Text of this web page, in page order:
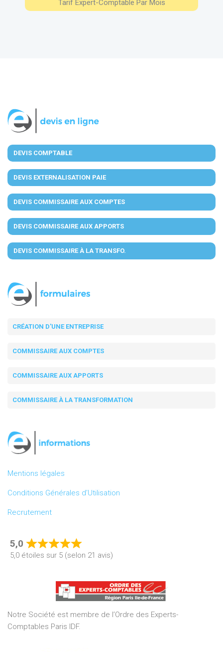
Tarif Expert-Comptable Par Mois
DEVIS COMPTABLE
DEVIS EXTERNALISATION PAIE
DEVIS COMMISSAIRE AUX COMPTES
DEVIS COMMISSAIRE AUX APPORTS
DEVIS COMMISSAIRE À LA TRANSFO.
CRÉATION D'UNE ENTREPRISE
COMMISSAIRE AUX COMPTES
COMMISSAIRE AUX APPORTS
COMMISSAIRE À LA TRANSFORMATION
Mentions légales
Conditions Générales d’Utilisation
Recrutement
5,0
Rated
of
5
5,0 étoiles sur 5 (selon 21 avis)
Notre Société est membre de l’Ordre des Experts-
Comptables Paris IDF.